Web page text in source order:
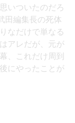
いついたのだろ
田編集長の死体
なだけで単なる
アレだが、元が
、これだけ周到
にやったことが